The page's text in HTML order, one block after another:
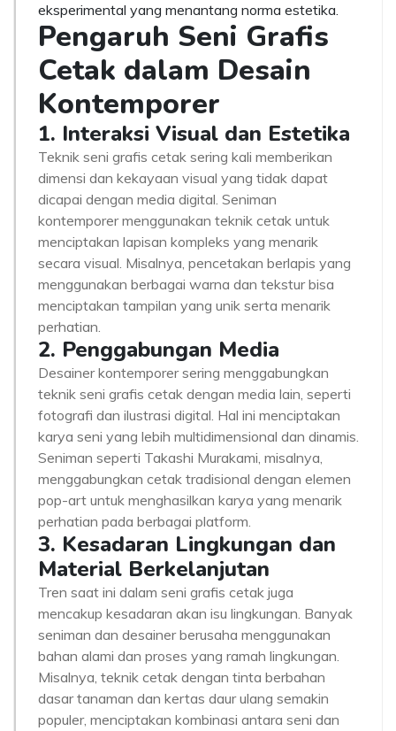
eksperimental yang menantang norma estetika.
Pengaruh Seni Grafis
Cetak dalam Desain
Kontemporer
1. Interaksi Visual dan Estetika
Teknik seni grafis cetak sering kali memberikan
dimensi dan kekayaan visual yang tidak dapat
dicapai dengan media digital. Seniman
kontemporer menggunakan teknik cetak untuk
menciptakan lapisan kompleks yang menarik
secara visual. Misalnya, pencetakan berlapis yang
menggunakan berbagai warna dan tekstur bisa
menciptakan tampilan yang unik serta menarik
perhatian.
2. Penggabungan Media
Desainer kontemporer sering menggabungkan
teknik seni grafis cetak dengan media lain, seperti
fotografi dan ilustrasi digital. Hal ini menciptakan
karya seni yang lebih multidimensional dan dinamis.
Seniman seperti Takashi Murakami, misalnya,
menggabungkan cetak tradisional dengan elemen
pop-art untuk menghasilkan karya yang menarik
perhatian pada berbagai platform.
3. Kesadaran Lingkungan dan
Material Berkelanjutan
Tren saat ini dalam seni grafis cetak juga
mencakup kesadaran akan isu lingkungan. Banyak
seniman dan desainer berusaha menggunakan
bahan alami dan proses yang ramah lingkungan.
Misalnya, teknik cetak dengan tinta berbahan
dasar tanaman dan kertas daur ulang semakin
populer, menciptakan kombinasi antara seni dan